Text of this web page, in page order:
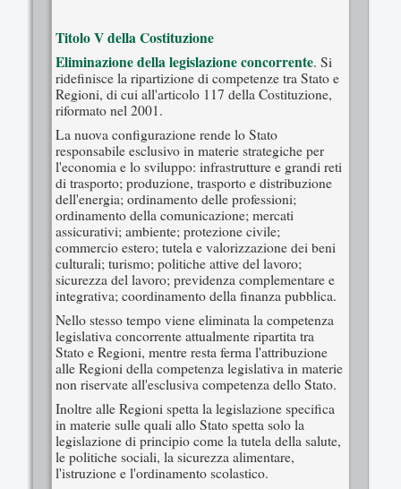
Titolo V della Costituzione
Eliminazione della legislazione concorrente. Si
ridefinisce la ripartizione di competenze tra Stato e
Regioni, di cui all'articolo 117 della Costituzione,
riformato nel 2001.
La nuova configurazione rende lo Stato
responsabile esclusivo in materie strategiche per
l'economia e lo sviluppo: infrastrutture e grandi reti
di trasporto; produzione, trasporto e distribuzione
dell'energia; ordinamento delle professioni;
ordinamento della comunicazione; mercati
assicurativi; ambiente; protezione civile;
commercio estero; tutela e valorizzazione dei beni
culturali; turismo; politiche attive del lavoro;
sicurezza del lavoro; previdenza complementare e
integrativa; coordinamento della finanza pubblica.
Nello stesso tempo viene eliminata la competenza
legislativa concorrente attualmente ripartita tra
Stato e Regioni, mentre resta ferma l'attribuzione
alle Regioni della competenza legislativa in materie
non riservate all'esclusiva competenza dello Stato.
Inoltre alle Regioni spetta la legislazione specifica
in materie sulle quali allo Stato spetta solo la
legislazione di principio come la tutela della salute,
le politiche sociali, la sicurezza alimentare,
l'istruzione e l'ordinamento scolastico.